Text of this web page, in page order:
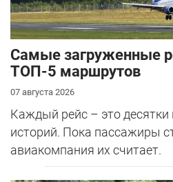
Самые загруженные
ТОП-5 маршрутов
07 августа 2026
Каждый рейс – это десятки
историй. Пока пассажиры
авиакомпания их считает.